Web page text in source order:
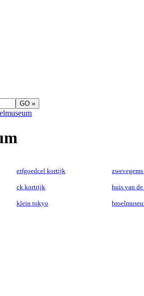
erfgoedcel kortijk
ck kortrijk
klein tokyo
huis van